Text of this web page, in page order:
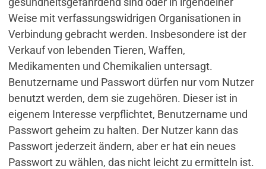
Weise mit verfassungswidrigen Organisationen in
Verbindung gebracht werden. Insbesondere ist der
Verkauf von lebenden Tieren, Waffen,
Medikamenten und Chemikalien untersagt.
Benutzername und Passwort dürfen nur vom Nutzer
benutzt werden, dem sie zugehören. Dieser ist in
eigenem Interesse verpflichtet, Benutzername und
Passwort geheim zu halten. Der Nutzer kann das
Passwort jederzeit ändern, aber er hat ein neues
Passwort zu wählen, das nicht leicht zu ermitteln ist.